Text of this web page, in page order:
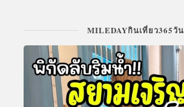
MILEDAYกินเที่ยว365วัน